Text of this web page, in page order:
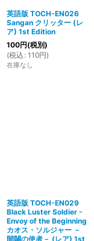
英語版 TOCH-EN026
Sangan クリッター (レ
ア) 1st Edition
100円(税別)
(税込 : 110円)
在庫なし
英語版 TOCH-EN029
Black Luster Soldier -
Envoy of the Beginning
カオス・ソルジャー －
開闢の使者－ (レア) 1st